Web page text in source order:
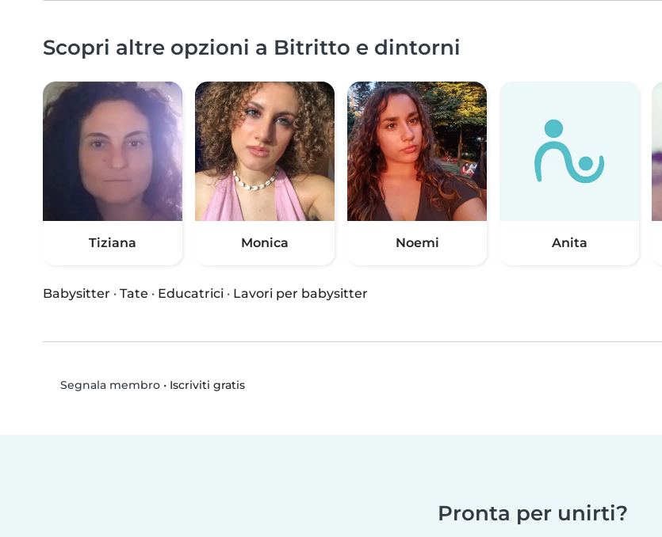
Scopri altre opzioni a Bitritto e dintorni
Tiziana Monica Noemi Anita
Babysitter · Tate · Educatrici · Lavori per babysitter
Segnala membro• Iscriviti gratis
Pronta per unirti?